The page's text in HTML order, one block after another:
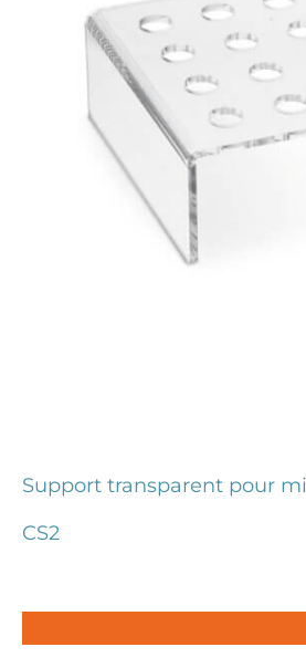
Support transparent pour
CS2